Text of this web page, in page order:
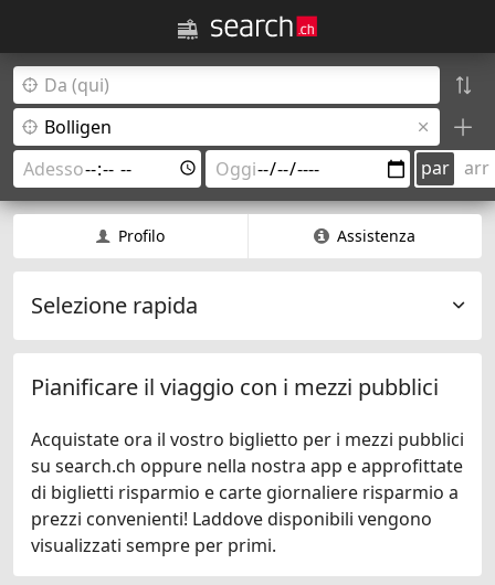
par arr
Profilo Assistenza
Selezione rapida
Pianificare il viaggio con i mezzi pubblici
Acquistate ora il vostro biglietto per i mezzi pubblici
su search.ch oppure nella nostra app e approfittate
di biglietti risparmio e carte giornaliere risparmio a
prezzi convenienti! Laddove disponibili vengono
visualizzati sempre per primi.